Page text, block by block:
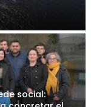
social: